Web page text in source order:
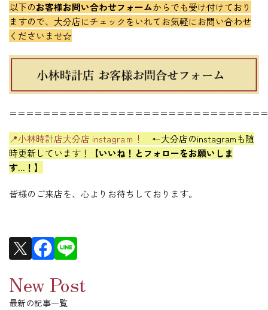
以下のお客様お問い合わせフォームからでも受け付けており
ますので、 大分店にチェックをいれてお気軽にお問い合わせ
くださいませ☆
📍小林時計店大分店 instagraｍ！
←大分店のinstagramも随
時更新しています！
【いいね！とフォローをお願いしま
す…！】
皆様のご来店を、心よりお待ちしております。
New Post
最新の記事一覧